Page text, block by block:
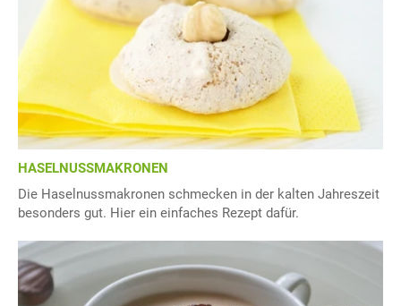
HASELNUSSMAKRONEN
Die Haselnussmakronen schmecken in der kalten Jahreszeit
besonders gut. Hier ein einfaches Rezept dafür.